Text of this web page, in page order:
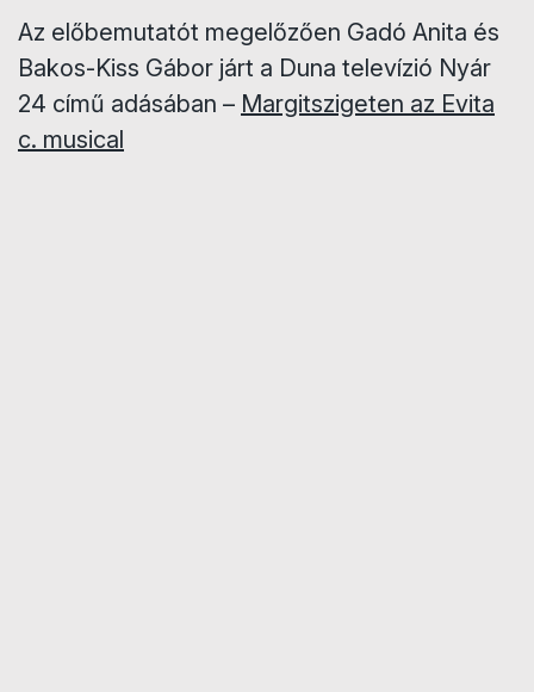
Az előbemutatót megelőzően Gadó Anita és
Bakos-Kiss Gábor járt a Duna televízió Nyár
24 című adásában – Margitszigeten az Evita
c. musical